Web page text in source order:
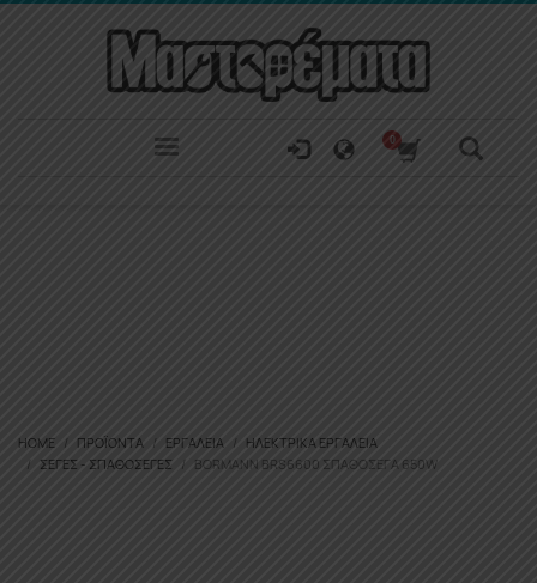
HOME ΠΡΟΪΌΝΤΑ ΕΡΓΑΛΕΊΑ
ΗΛΕΚΤΡΙΚΆ ΕΡΓΑΛΕΊΑ
ΣΈΓΕΣ - ΣΠΑΘΌΣΕΓΕΣ
BORMANN BRS6600 ΣΠΑΘΌΣΕΓΑ 650W